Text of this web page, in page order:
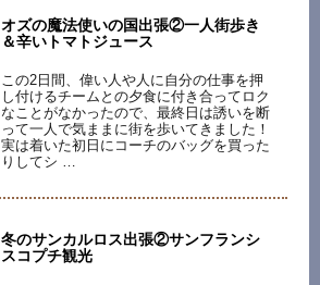
オズの魔法使いの国出張②一人街歩き
＆辛いトマトジュース
この2日間、偉い人や人に自分の仕事を押
し付けるチームとの夕食に付き合ってロク
なことがなかったので、最終日は誘いを断
って一人で気ままに街を歩いてきました！
実は着いた初日にコーチのバッグを買った
りしてシ …
冬のサンカルロス出張②サンフランシ
スコプチ観光